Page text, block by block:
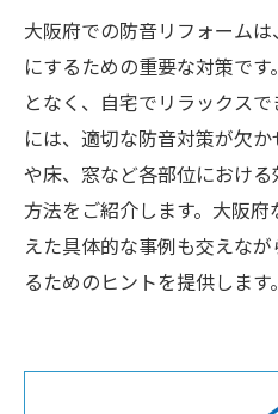
大阪府での防音リフォーム
にするための重要な対策で
となく、自宅でリラックス
には、適切な防音対策が欠
や床、窓など各部位におけ
方法をご紹介します。大阪
えた具体的な事例も交えな
るためのヒントを提供します。